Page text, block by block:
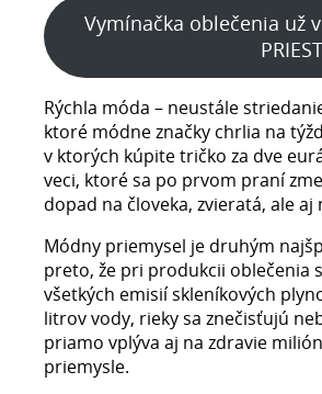
Vymínačka oblečenia už
Rýchla móda – neustále
ktoré módne značky chrlia na
v ktorých kúpite tričko za dve
veci, ktoré sa po prvom praní
dopad na človeka, zvieratá, ale
Módny priemysel je druhým
preto, že pri produkcii oblečenia
všetkých emisií skleníkových
litrov vody, rieky sa znečisťujú
priamo vplýva aj na zdravie
priemysle.